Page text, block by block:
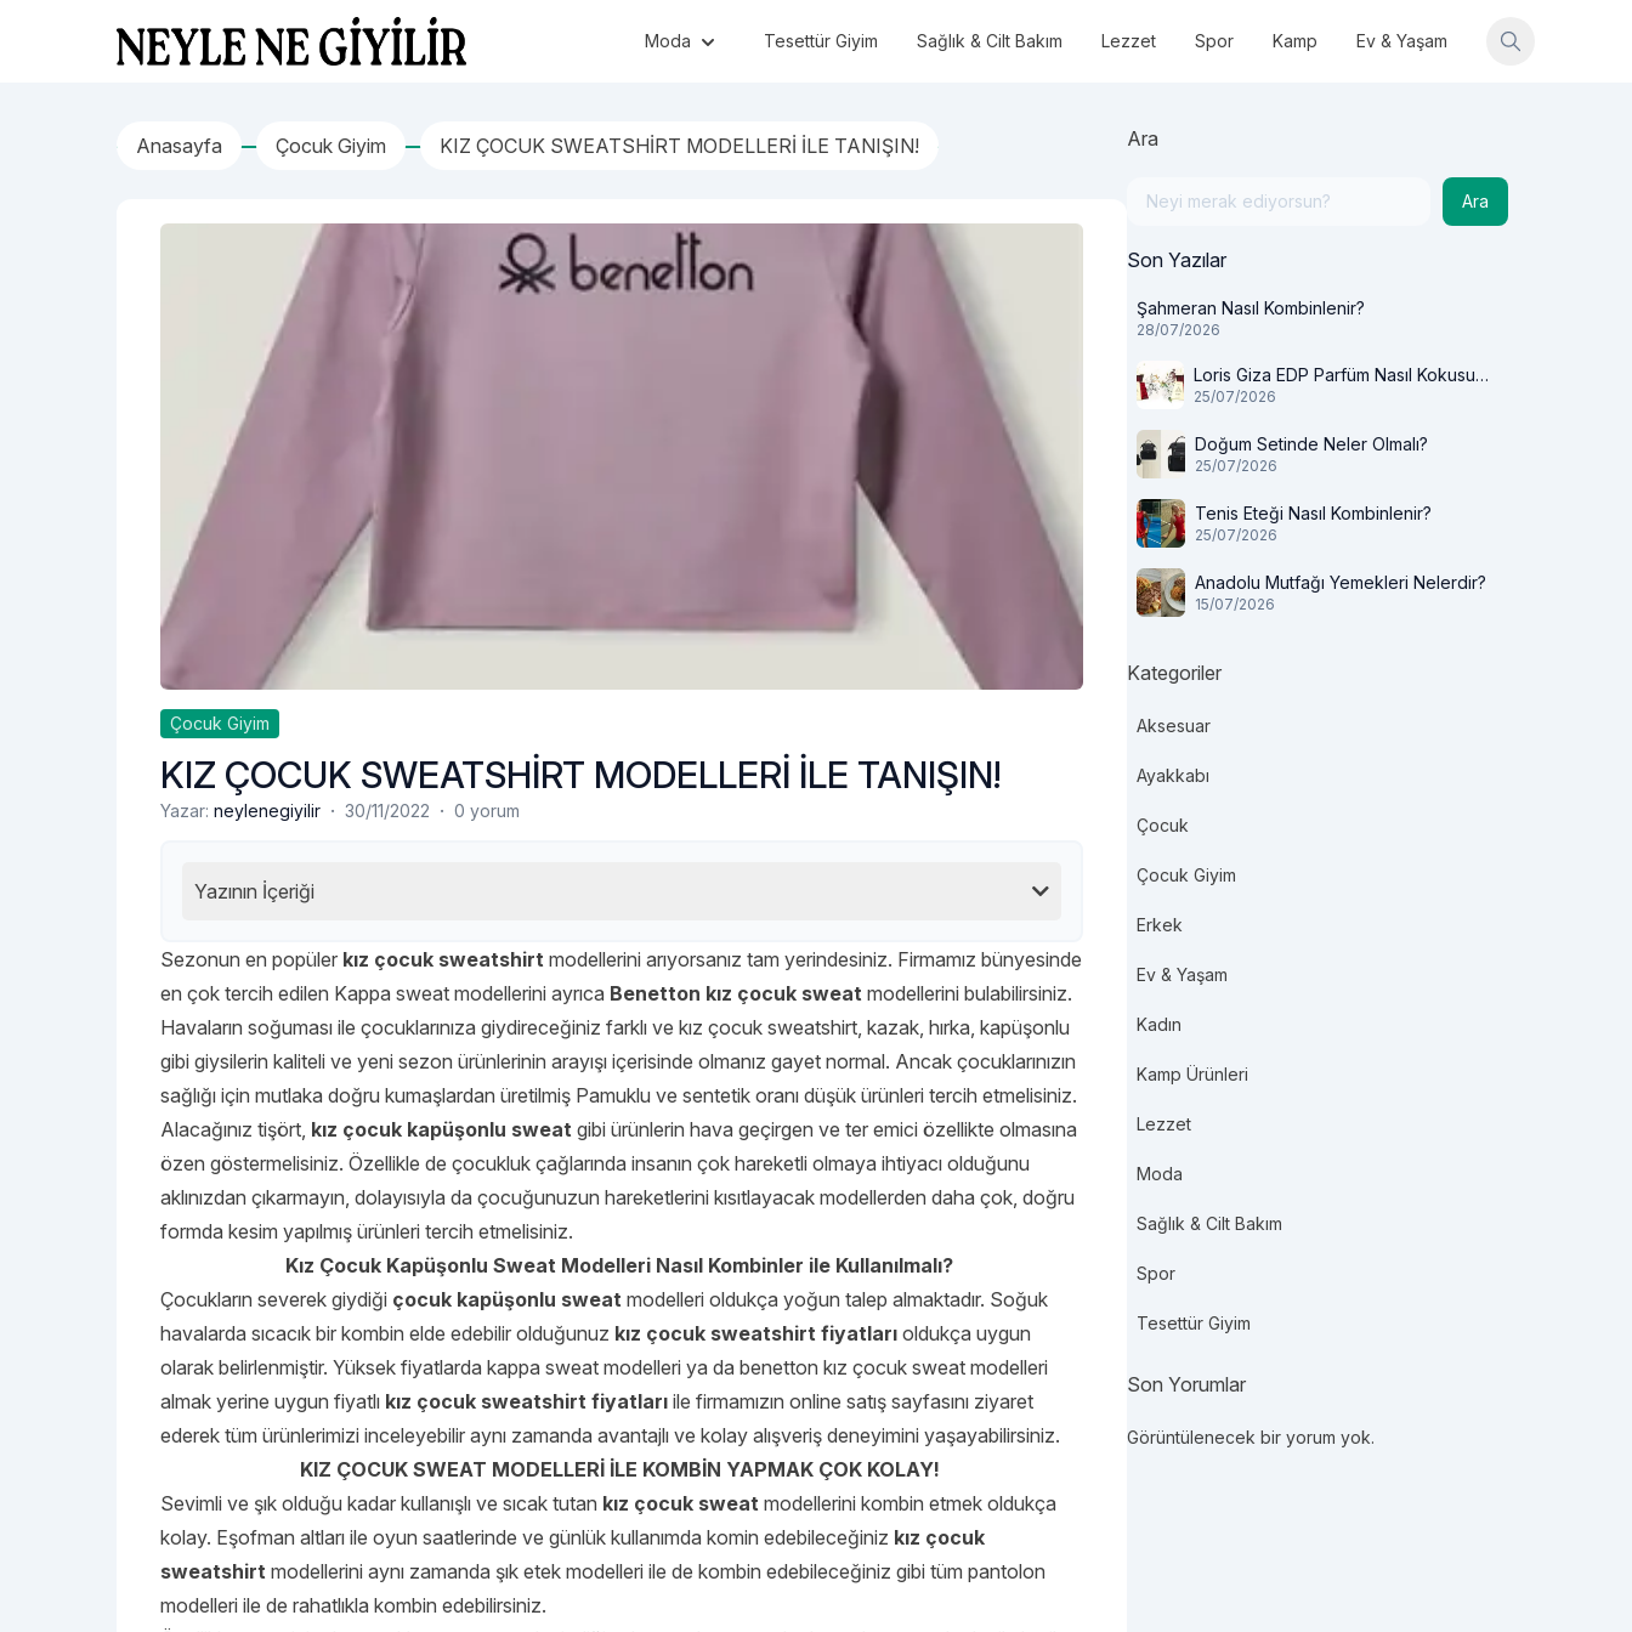
Neyle Ne Giyilir Moda Tesettür Giyim Sağlık & Cilt Bakım Lezzet Spor Kamp Ev & Yaşam
Anasayfa Çocuk Giyim KIZ ÇOCUK SWEATSHİRT MODELLERİ İLE TANIŞIN!
Çocuk Giyim
KIZ ÇOCUK SWEATSHİRT MODELLERİ İLE TANIŞIN!
Yazar: neylenegiyilir · 30/11/2022 · 0 yorum
Yazının İçeriği
Sezonun en popüler kız çocuk sweatshirt modellerini arıyorsanız tam yerindesiniz. Firmamız bünyesinde
en çok tercih edilen Kappa sweat modellerini ayrıca Benetton kız çocuk sweat modellerini bulabilirsiniz.
Havaların soğuması ile çocuklarınıza giydireceğiniz farklı ve kız çocuk sweatshirt, kazak, hırka, kapüşonlu
gibi giysilerin kaliteli ve yeni sezon ürünlerinin arayışı içerisinde olmanız gayet normal. Ancak çocuklarınızın
sağlığı için mutlaka doğru kumaşlardan üretilmiş Pamuklu ve sentetik oranı düşük ürünleri tercih etmelisiniz.
Alacağınız tişört, kız çocuk kapüşonlu sweat gibi ürünlerin hava geçirgen ve ter emici özellikte olmasına
özen göstermelisiniz. Özellikle de çocukluk çağlarında insanın çok hareketli olmaya ihtiyacı olduğunu
aklınızdan çıkarmayın, dolayısıyla da çocuğunuzun hareketlerini kısıtlayacak modellerden daha çok, doğru
formda kesim yapılmış ürünleri tercih etmelisiniz.
Kız Çocuk Kapüşonlu Sweat Modelleri Nasıl Kombinler ile Kullanılmalı?
Çocukların severek giydiği çocuk kapüşonlu sweat modelleri oldukça yoğun talep almaktadır. Soğuk
havalarda sıcacık bir kombin elde edebilir olduğunuz kız çocuk sweatshirt fiyatları oldukça uygun
olarak belirlenmiştir. Yüksek fiyatlarda kappa sweat modelleri ya da benetton kız çocuk sweat modelleri
almak yerine uygun fiyatlı kız çocuk sweatshirt fiyatları ile firmamızın online satış sayfasını ziyaret
ederek tüm ürünlerimizi inceleyebilir aynı zamanda avantajlı ve kolay alışveriş deneyimini yaşayabilirsiniz.
KIZ ÇOCUK SWEAT MODELLERİ İLE KOMBİN YAPMAK ÇOK KOLAY!
Sevimli ve şık olduğu kadar kullanışlı ve sıcak tutan kız çocuk sweat modellerini kombin etmek oldukça
kolay. Eşofman altları ile oyun saatlerinde ve günlük kullanımda komin edebileceğiniz kız çocuk
sweatshirt modellerini aynı zamanda şık etek modelleri ile de kombin edebileceğiniz gibi tüm pantolon
modelleri ile de rahatlıkla kombin edebilirsiniz.
Ara
Ara
Son Yazılar
Şahmeran Nasıl Kombinlenir?
28/07/2026
Loris Giza EDP Parfüm Nasıl Kokusu
Var?
25/07/2026
Doğum Setinde Neler Olmalı?
25/07/2026
Tenis Eteği Nasıl Kombinlenir?
25/07/2026
Anadolu Mutfağı Yemekleri Nelerdir?
15/07/2026
Kategoriler
Aksesuar
Ayakkabı
Çocuk
Çocuk Giyim
Erkek
Ev & Yaşam
Kadın
Kamp Ürünleri
Lezzet
Moda
Sağlık & Cilt Bakım
Spor
Tesettür Giyim
Son Yorumlar
Görüntülenecek bir yorum yok.